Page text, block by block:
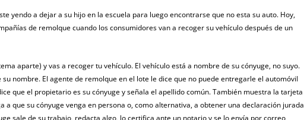
yendo a dejar a su hijo en la escuela para luego encontrarse que no esta su auto. Hoy,
de remolque cuando los consumidores van a recoger su vehículo después de un
aparte) y vas a recoger tu vehículo. El vehículo está a nombre de su cónyuge, no suyo.
nombre. El agente de remolque en el lote le dice que no puede entregarle el automóvil
que el propietario es su cónyuge y señala el apellido común. También muestra la tarjeta
a que su cónyuge venga en persona o, como alternativa, a obtener una declaración jurada
sale de su trabajo, redacta algo, lo certifica ante un notario y se lo envía por correo